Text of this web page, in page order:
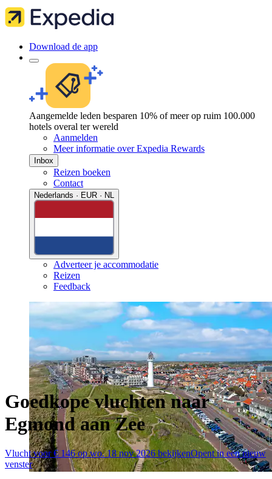
Download de app
Aangemelde leden besparen 10% of meer op ruim 100.000
hotels overal ter wereld
Aanmelden
Meer informatie over Expedia Rewards
Inbox
Reizen boeken
Contact
Nederlands · EUR · NL
Adverteer je accommodatie
Reizen
Feedback
Goedkope vluchten naar
Egmond aan Zee
Vlucht voor € 146 op wo. 18 nov 2026 bekijkenOpent in een nieuw
venster